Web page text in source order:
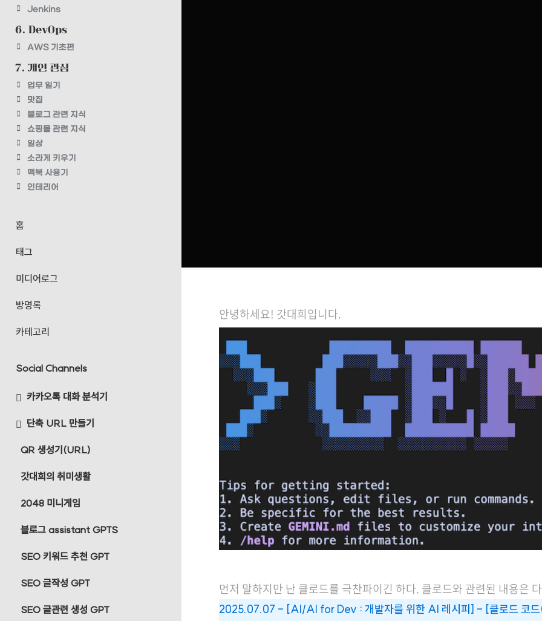
Jenkins
6. DevOps
AWS 기초편
7. 개인 관심
업무 일기
맛집
블로그 관련 지식
쇼핑몰 관련 지식
일상
소라게 키우기
맥북 사용기
인테리어
홈
태그
미디어로그
방명록
카테고리
Social Channels
카카오톡 대화 분석기
단축 URL 만들기
QR 생성기(URL)
갓대희의 취미생활
2048 미니게임
블로그 assistant GPTS
SEO 키워드 추천 GPT
SEO 글작성 GPT
SEO 글관련 생성 GPT
안녕하세요! 갓대희입니다.
먼저 말하지만 난 클로드를 극찬파이긴 하다. 클로드와 관련된 내용은
2025.07.07 - [AI/AI for Dev : 개발자를 위한 AI 레시피] - [클로드 코